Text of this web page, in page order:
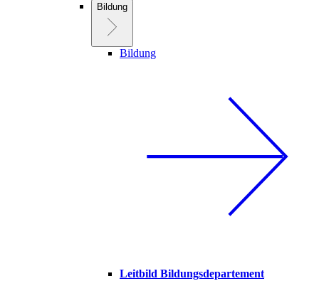
Bildung
Bildung
Leitbild Bildungsdepartement